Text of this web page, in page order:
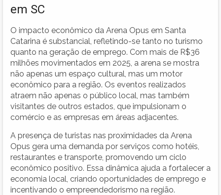
em SC
O impacto econômico da Arena Opus em Santa
Catarina é substancial, refletindo-se tanto no turismo
quanto na geração de emprego. Com mais de R$36
milhões movimentados em 2025, a arena se mostra
não apenas um espaço cultural, mas um motor
econômico para a região. Os eventos realizados
atraem não apenas o público local, mas também
visitantes de outros estados, que impulsionam o
comércio e as empresas em áreas adjacentes.
A presença de turistas nas proximidades da Arena
Opus gera uma demanda por serviços como hotéis,
restaurantes e transporte, promovendo um ciclo
econômico positivo. Essa dinâmica ajuda a fortalecer a
economia local, criando oportunidades de emprego e
incentivando o empreendedorismo na região.